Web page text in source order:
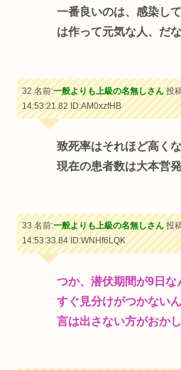
一番良いのは、感染し
は作って元気な人、だな
32 名前:一般よりも上級の名無しさん投
14:53:21.82ID:AM0xzfHB
致死率はそれほど高く
現在の患者数は大本営
33 名前:一般よりも上級の名無しさん投
14:53:33.84ID:WNHf6LQK
つか、潜伏期間が9日な
すぐ見分けがつかない
言は出さない方がおか